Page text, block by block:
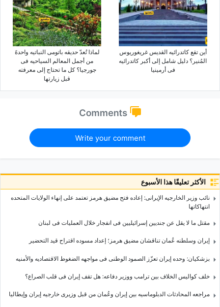
أین تقع کاتدرائیه القدیس غریغوریوس
المُنیر؟ دلیل شامل إلى أکبر کاتدرائیه
فی أرمینیا
لماذا تُعدّ حدیقه باتومی النباتیه واحدهً
من أجمل المعالم السیاحیه فی
جورجیا؟ کل ما تحتاج إلى معرفته
قبل زیارتها
Comments
Write your comment
الأكثر تعليقًا هذا الأسبوع
نائب وزیر الخارجیه الإیرانی: إعاده فتح مضیق هرمز تعتمد على إنهاء الولایات المتحده
انتهاکاتها
مقتل ما لا یقل عن جندیین إسرائیلیین فی انفجار خلال العملیات فی لبنان
إیران وسلطنه عُمان تناقشان مضیق هرمز؛ إعداد مسوده اقتراح قید التحضیر
بزشکیان: وحده إیران تعزّز الصمود الوطنی فی مواجهه الضغوط الاقتصادیه والأمنیه
خلف کوالیس الخلاف بین ترامب ووزیر دفاعه: هل تقف إیران فی قلب الصراع؟
مراجعه المحادثات الدبلوماسیه بین إیران وعُمان من قبل وزیری خارجیه إیران وإیطالیا